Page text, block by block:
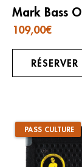
Mark Bass
109,00€
PASS CULTURE